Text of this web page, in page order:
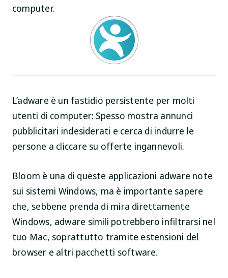
computer.
L’adware è un fastidio persistente per molti
utenti di computer: Spesso mostra annunci
pubblicitari indesiderati e cerca di indurre le
persone a cliccare su offerte ingannevoli.
Bloom è una di queste applicazioni adware note
sui sistemi Windows, ma è importante sapere
che, sebbene prenda di mira direttamente
Windows, adware simili potrebbero infiltrarsi nel
tuo Mac, soprattutto tramite estensioni del
browser e altri pacchetti software.